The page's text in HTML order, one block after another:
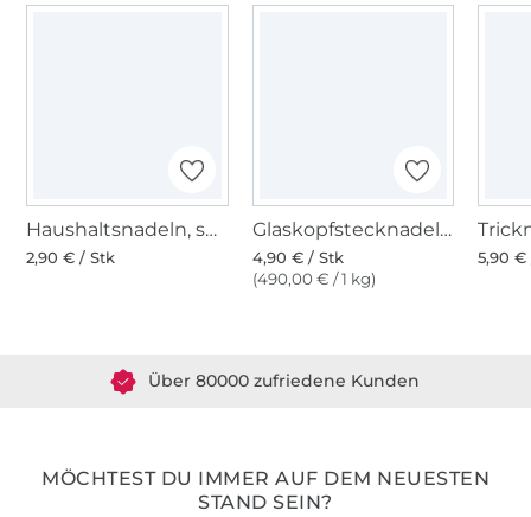
Haushaltsnadeln, sortiert, 12 Stk
2,90 € / Stk
Glaskopfstecknadeln bunt
4,90 € / Stk
(490,00 € / 1 kg)
5,90 €
MÖCHTEST DU IMMER AUF DEM NEUESTEN
STAND SEIN?